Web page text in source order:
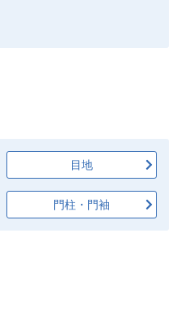
目地
門柱・門袖